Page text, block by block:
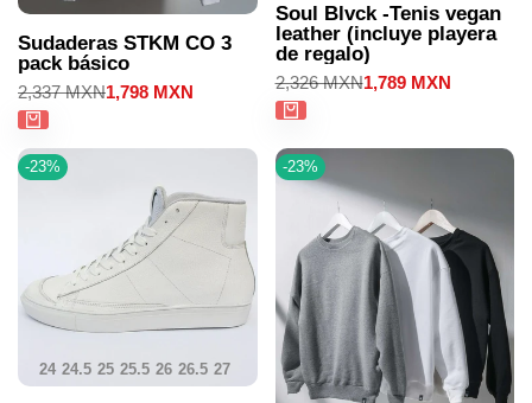
Sudaderas STKM CO 3
pack básico
Precio
regular
2,337 MXNPrecio
1,798 MXN
Soul Blvck -Tenis vegan
leather (incluye playera
de regalo)
Precio
regular
2,326 MXNPrecio
1,789 MXN
-23%
24 24.5 25 25.5 26 26.5 27
-23%